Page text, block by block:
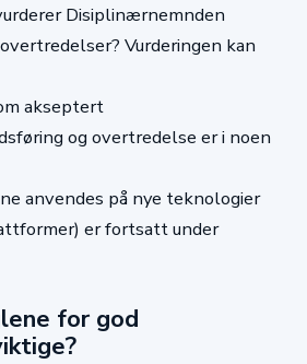
Disiplinærnemnden
Vurderingen kan
akseptert
og overtredelse er i noen
anvendes på nye teknologier
er fortsatt under
for god